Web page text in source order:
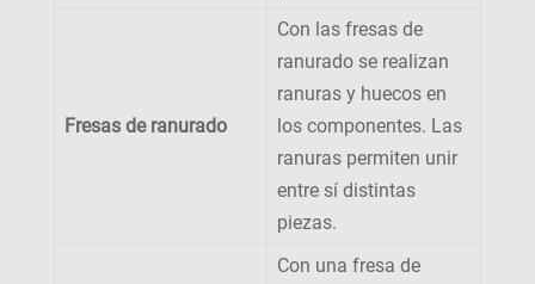
Fresas de ranurado
Con las fresas de
ranurado se realizan
ranuras y huecos en
los componentes. Las
ranuras permiten unir
entre sí distintas
piezas.
Con una fresa de